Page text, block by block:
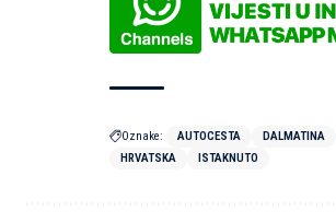
Oznake: AUTOCESTA DALMATINA
HRVATSKA
ISTAKNUTO